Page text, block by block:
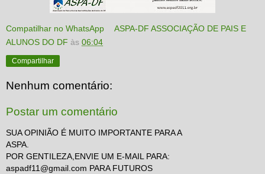
Compatilhar no WhatsApp
ASPA-DF ASSOCIAÇÃO DE PAIS E
ALUNOS DO DF às 06:04
Compartilhar
Nenhum comentário:
Postar um comentário
SUA OPINIÃO É MUITO IMPORTANTE PARA A
ASPA.
POR GENTILEZA,ENVIE UM E-MAIL PARA:
aspadf11@gmail.com PARA FUTUROS